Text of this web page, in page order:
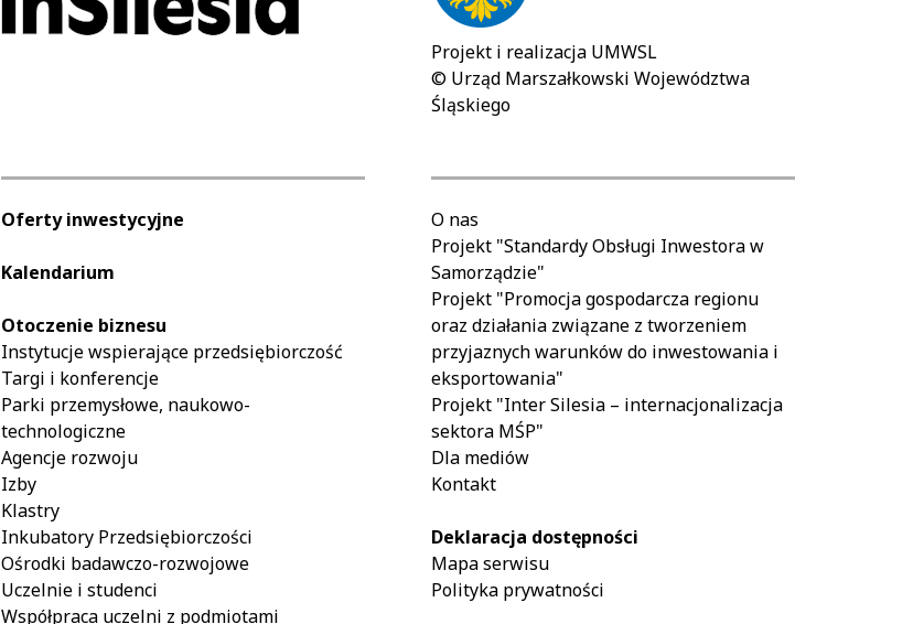
Projekt i realizacja UMWSL
© Urząd Marszałkowski Województwa
Śląskiego
Oferty inwestycyjne
Kalendarium
Otoczenie biznesu
Instytucje wspierające przedsiębiorczość
Targi i konferencje
Parki przemysłowe, naukowo-
technologiczne
Agencje rozwoju
Izby
Klastry
Inkubatory Przedsiębiorczości
Ośrodki badawczo-rozwojowe
Uczelnie i studenci
Współpraca uczelni z podmiotami
O nas
Projekt "Standardy Obsługi Inwestora w
Samorządzie"
Projekt "Promocja gospodarcza regionu
oraz działania związane z tworzeniem
przyjaznych warunków do inwestowania i
eksportowania"
Projekt "Inter Silesia – internacjonalizacja
sektora MŚP"
Dla mediów
Kontakt
Deklaracja dostępności
Mapa serwisu
Polityka prywatności